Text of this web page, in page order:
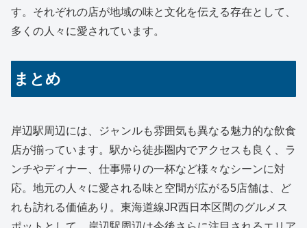
す。それぞれの店が地域の味と文化を伝える存在として、
多くの人々に愛されています。
まとめ
岸辺駅周辺には、ジャンルも雰囲気も異なる魅力的な飲食
店が揃っています。駅から徒歩圏内でアクセスも良く、ラ
ンチやディナー、仕事帰りの一杯など様々なシーンに対
応。地元の人々に愛される味と空間が広がる5店舗は、ど
れも訪れる価値あり。東海道線JR西日本区間のグルメス